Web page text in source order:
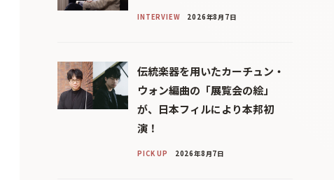
INTERVIEW 2026年8月7日
伝統楽器を用いたカーチュン・
ウォン編曲の「展覧会の絵」
が、日本フィルにより本邦初
演！
PICK UP 2026年8月7日